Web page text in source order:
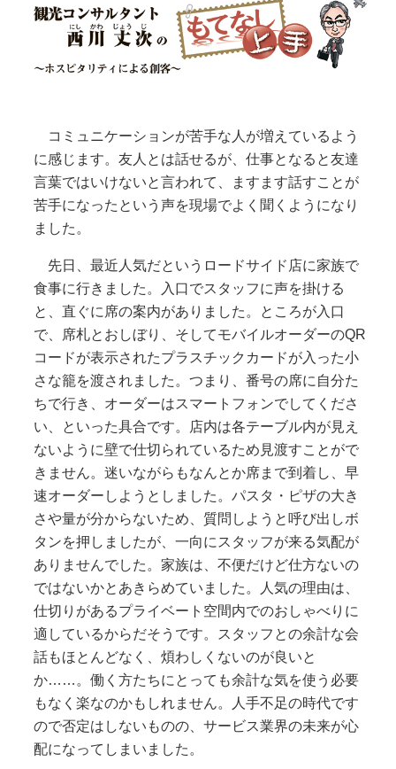
コミュニケーションが苦手な人が増えているよう
に感じます。友人とは話せるが、仕事となると友達
言葉ではいけないと言われて、ますます話すことが
苦手になったという声を現場でよく聞くようになり
ました。
先日、最近人気だというロードサイド店に家族で
食事に行きました。入口でスタッフに声を掛ける
と、直ぐに席の案内がありました。ところが入口
で、席札とおしぼり、そしてモバイルオーダーのQR
コードが表示されたプラスチックカードが入った小
さな籠を渡されました。つまり、番号の席に自分た
ちで行き、オーダーはスマートフォンでしてくださ
い、といった具合です。店内は各テーブル内が見え
ないように壁で仕切られているため見渡すことがで
きません。迷いながらもなんとか席まで到着し、早
速オーダーしようとしました。パスタ・ピザの大き
さや量が分からないため、質問しようと呼び出しボ
タンを押しましたが、一向にスタッフが来る気配が
ありませんでした。家族は、不便だけど仕方ないの
ではないかとあきらめていました。人気の理由は、
仕切りがあるプライベート空間内でのおしゃべりに
適しているからだそうです。スタッフとの余計な会
話もほとんどなく、煩わしくないのが良いと
か……。働く方たちにとっても余計な気を使う必要
もなく楽なのかもしれません。人手不足の時代です
ので否定はしないものの、サービス業界の未来が心
配になってしまいました。